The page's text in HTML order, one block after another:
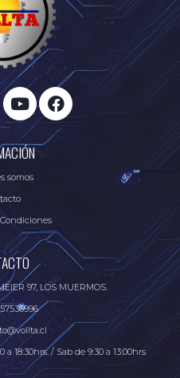
somos
97, LOS MUERMOS.
a 18:30hrs. / Sab de 9:30 a 13:00hrs